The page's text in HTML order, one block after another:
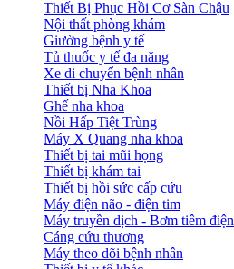
Thiết Bị Phục Hồi Cơ Sàn Chậu
Nội thất phòng khám
Giường bệnh y tế
Tủ thuốc y tế đa năng
Xe di chuyển bệnh nhân
Thiết bị Nha Khoa
Ghế nha khoa
Nồi Hấp Tiệt Trùng
Máy X Quang nha khoa
Thiết bị tai mũi họng
Thiết bị khám tai
Thiết bị hồi sức cấp cứu
Máy điện não - điện tim
Máy truyền dịch - Bơm tiêm điện
Cáng cứu thương
Máy theo dõi bệnh nhân